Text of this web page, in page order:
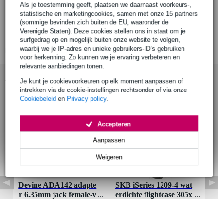
Als je toestemming geeft, plaatsen we daarnaast voorkeurs-,
statistische en marketingcookies, samen met onze 15 partners
(sommige bevinden zich buiten de EU, waaronder de
Verenigde Staten). Deze cookies stellen ons in staat om je
surfgedrag op en mogelijk buiten onze website te volgen,
waarbij we je IP-adres en unieke gebruikers-ID’s gebruiken
voor herkenning. Zo kunnen we je ervaring verbeteren en
relevante aanbiedingen tonen.
Je kunt je cookievoorkeuren op elk moment aanpassen of
intrekken via de cookie-instellingen rechtsonder of via onze
Cookiebeleid en Privacy policy.
Weigeren
Aanpassen
Accepteren
oerdegelijke en nauwkeurige speakerkabel
kabellengte: 3 m
aderdikte: 2 x 2,5 mm2
Bekijk alle productspecificaties
Accessoires (2)
Devine ADA142 adapte
r 6.35mm jack female-v
SKB iSeries 1209-4 wat
erdichte flightcase 305x